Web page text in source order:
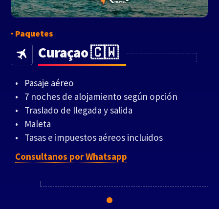
Paquetes
Curaçao 🇨🇼
Pasaje aéreo
7 noches de alojamiento según opción
Traslado de llegada y salida
Maleta
Tasas e impuestos aéreos incluidos
Consultanos por Whatsapp